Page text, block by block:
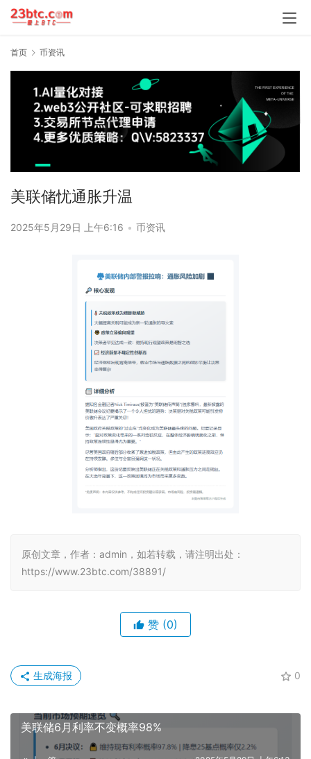
首页 币资讯
美联储忧通胀升温
2025年5月29日 上午6:16 • 币资讯
原创文章，作者：admin，如若转载，请注明出处：
https://www.23btc.com/38891/
赞 (0)
0
生成海报
美联储6月利率不变概率98%